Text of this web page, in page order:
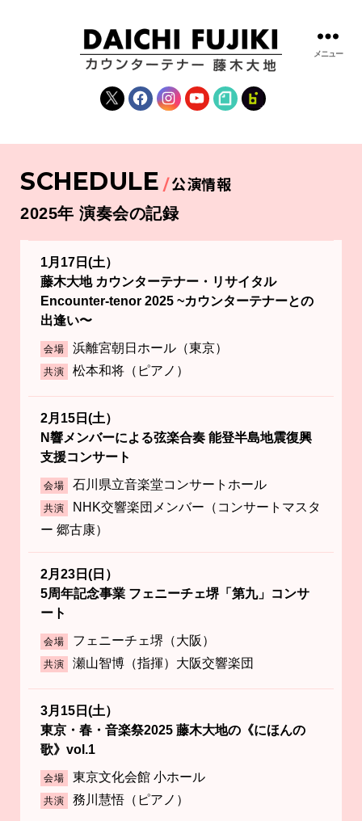
木
大
|
FUJIKI
OFFICIAL
X FacebookInstagramYouTube
note fanclub
メニュー
SCHEDULE
公演情報
2025年 演奏会の記録
1月17日(土）
藤木大地 カウンターテナー・リサイタル
Encounter-tenor 2025 ~カウンターテナーとの
出逢い〜
会場 浜離宮朝日ホール（東京）
共演 松本和将（ピアノ）
2月15日(土）
N響メンバーによる弦楽合奏 能登半島地震復興
支援コンサート
会場 石川県立音楽堂コンサートホール
共演
NHK交響楽団メンバー（コンサートマスタ
ー 郷古康）
2月23日(日）
5周年記念事業 フェニーチェ堺「第九」コンサ
ート
会場 フェニーチェ堺（大阪）
共演 瀬山智博（指揮）大阪交響楽団
3月15日(土）
東京・春・音楽祭2025 藤木大地の《にほんの
歌》vol.1
会場 東京文化会館 小ホール
共演 務川慧悟（ピアノ）